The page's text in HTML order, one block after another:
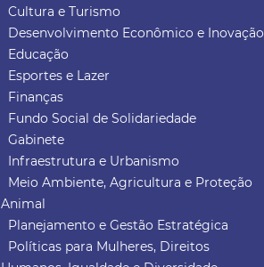
Cultura e Turismo
Desenvolvimento Econômico e Inovação
Educação
Esportes e Lazer
Finanças
Fundo Social de Solidariedade
Gabinete
Infraestrutura e Urbanismo
Meio Ambiente, Agricultura e Proteção
Animal
Planejamento e Gestão Estratégica
Políticas para Mulheres, Direitos